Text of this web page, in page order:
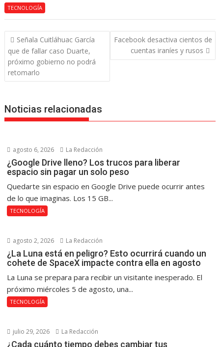
TECNOLOGÍA
Navegación
de
entradas
Señala Cuitláhuac García
que de fallar caso Duarte,
próximo gobierno no podrá
retomarlo
Facebook desactiva cientos de
cuentas iraníes y rusos
Noticias relacionadas
agosto 6, 2026 La Redacción
¿Google Drive lleno? Los trucos para liberar
espacio sin pagar un solo peso
Quedarte sin espacio en Google Drive puede ocurrir antes
de lo que imaginas. Los 15 GB...
TECNOLOGÍA
agosto 2, 2026 La Redacción
¿La Luna está en peligro? Esto ocurrirá cuando un
cohete de SpaceX impacte contra ella en agosto
La Luna se prepara para recibir un visitante inesperado. El
próximo miércoles 5 de agosto, una...
TECNOLOGÍA
julio 29, 2026 La Redacción
¿Cada cuánto tiempo debes cambiar tus